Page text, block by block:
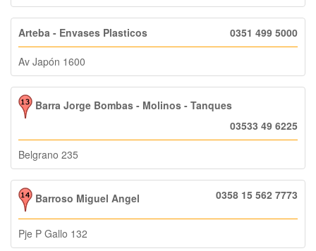
Arteba - Envases Plasticos 0351 499 5000
Av Japón 1600
Barra Jorge Bombas - Molinos - Tanques
03533 49 6225
Belgrano 235
Barroso Miguel Angel 0358 15 562 7773
Pje P Gallo 132